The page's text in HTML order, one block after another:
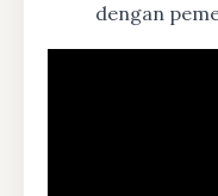
dengan